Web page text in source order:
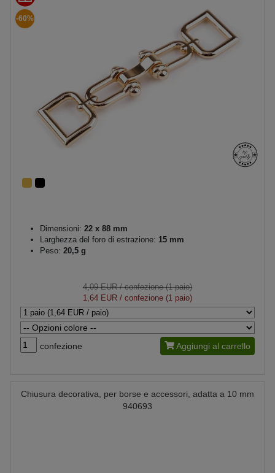
-60%
Dimensioni: 22 x 88 mm
Larghezza del foro di estrazione: 15 mm
Peso: 20,5 g
4,09 EUR/ confezione (1 paio)
1,64 EUR / confezione (1 paio)
confezione Aggiungi al carrello
Chiusura decorativa, per borse e accessori, adatta a 10 mm
940693